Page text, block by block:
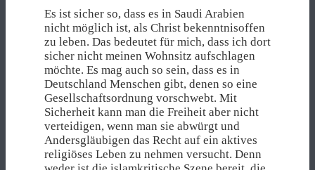
Es ist sicher so, dass es in Saudi Arabien
nicht möglich ist, als Christ bekenntnisoffen
zu leben. Das bedeutet für mich, dass ich dort
sicher nicht meinen Wohnsitz aufschlagen
möchte. Es mag auch so sein, dass es in
Deutschland Menschen gibt, denen so eine
Gesellschaftsordnung vorschwebt. Mit
Sicherheit kann man die Freiheit aber nicht
verteidigen, wenn man sie abwürgt und
Andersgläubigen das Recht auf ein aktives
religiöses Leben zu nehmen versucht. Denn